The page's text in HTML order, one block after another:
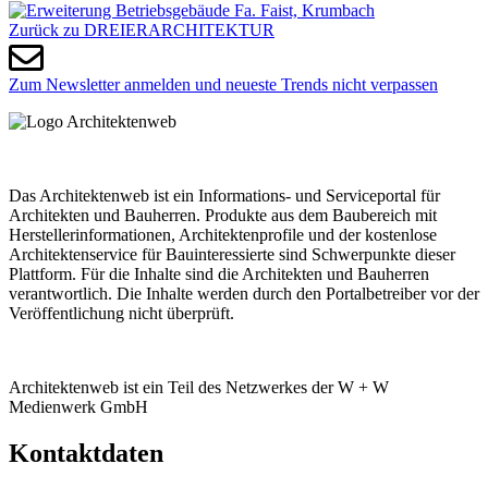
Zurück zu DREIERARCHITEKTUR
Zum Newsletter anmelden und neueste Trends nicht verpassen
Das Architektenweb ist ein Informations- und Serviceportal für
Architekten und Bauherren. Produkte aus dem Baubereich mit
Herstellerinformationen, Architektenprofile und der kostenlose
Architektenservice für Bauinteressierte sind Schwerpunkte dieser
Plattform. Für die Inhalte sind die Architekten und Bauherren
verantwortlich. Die Inhalte werden durch den Portalbetreiber vor der
Veröffentlichung nicht überprüft.
Architektenweb ist ein Teil des Netzwerkes der W + W
Medienwerk GmbH
Kontaktdaten